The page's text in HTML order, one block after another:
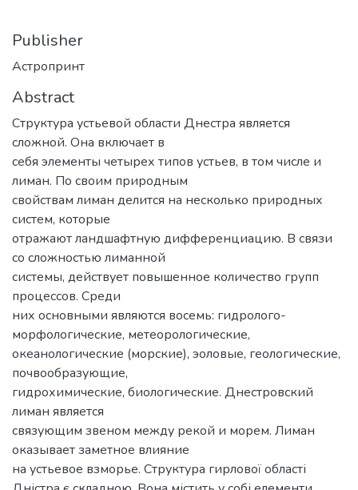
Publisher
Астропринт
Abstract
Структура устьевой области Днестра является
сложной. Она включает в
себя элементы четырех типов устьев, в том числе и
лиман. По своим природным
свойствам лиман делится на несколько природных
систем, которые
отражают ландшафтную дифференциацию. В связи
со сложностью лиманной
системы, действует повышенное количество групп
процессов. Среди
них основными являются восемь: гидролого-
морфологические, метеорологические,
океанологические (морские), эоловые, геологические,
почвообразующие,
гидрохимические, биологические. Днестровский
лиман является
связующим звеном между рекой и морем. Лиман
оказывает заметное влияние
на устьевое взморье. Структура гирлової області